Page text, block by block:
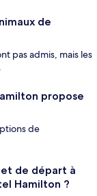
de
pas admis, mais les
propose
de
de départ à
Hamilton ?